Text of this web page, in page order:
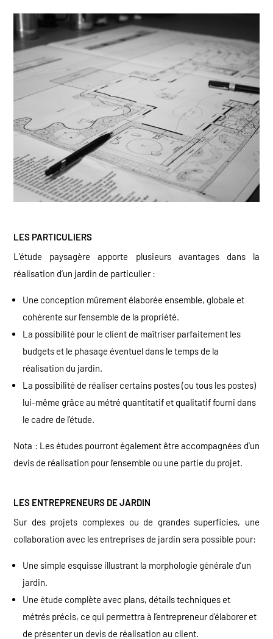
LES PARTICULIERS
L’étude paysagère apporte plusieurs avantages dans la
réalisation d’un jardin de particulier :
Une conception mûrement élaborée ensemble, globale et
cohérente sur l’ensemble de la propriété.
La possibilité pour le client de maîtriser parfaitement les
budgets et le phasage éventuel dans le temps de la
réalisation du jardin.
La possibilité de réaliser certains postes (ou tous les postes)
lui-même grâce au métré quantitatif et qualitatif fourni dans
le cadre de l’étude.
Nota : Les études pourront également être accompagnées d’un
devis de réalisation pour l’ensemble ou une partie du projet.
LES ENTREPRENEURS DE JARDIN
Sur des projets complexes ou de grandes superficies, une
collaboration avec les entreprises de jardin sera possible pour:
Une simple esquisse illustrant la morphologie générale d’un
jardin.
Une étude complète avec plans, détails techniques et
métrés précis, ce qui permettra à l’entrepreneur d’élaborer et
de présenter un devis de réalisation au client.